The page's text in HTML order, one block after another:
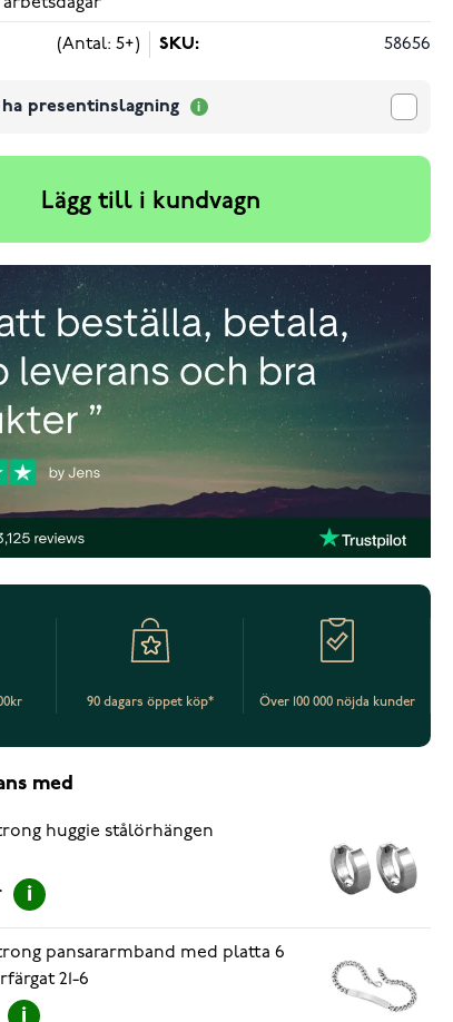
(Antal: 5+) SKU: 58656
presentinslagning
Lägg till i kundvagn
90 dagars öppet köp* Över 100 000 nöjda kunder
med
huggie stålörhängen
pansararmband med platta 6
21-6